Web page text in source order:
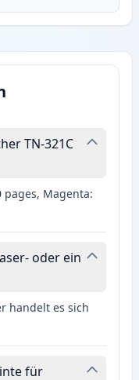
TN-321C
pages, Magenta:
oder ein
handelt es sich
für